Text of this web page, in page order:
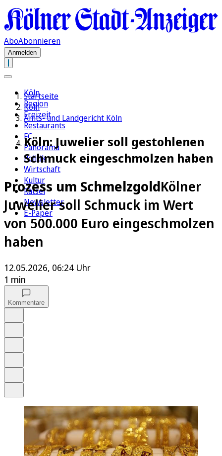
AboAbonnieren
Anmelden
Köln
Region
Freizeit
Restaurants
FC
Panorama
Politik
Wirtschaft
Kultur
Rätsel
Newsletter
E-Paper
Startseite
Köln
Amts- und Landgericht Köln
Köln: Juwelier soll gestohlenen
Schmuck eingeschmolzen haben
Prozess um SchmelzgoldKölner
Juwelier soll Schmuck im Wert
von 500.000 Euro eingeschmolzen
haben
12.05.2026, 06:24 Uhr
1 min
Kommentare